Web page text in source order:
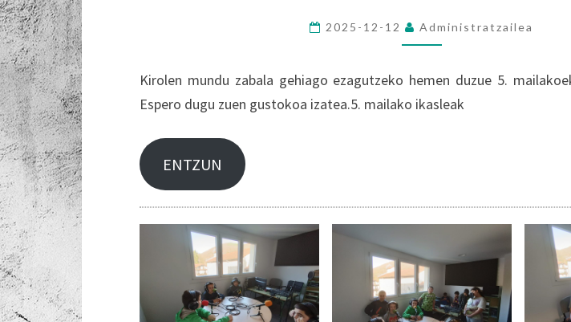
2025-12-12 Administratzailea
Kirolen mundu zabala gehiago ezagutzeko hemen duzue 5.
Espero dugu zuen gustokoa izatea.5. mailako ikasleak
ENTZUN